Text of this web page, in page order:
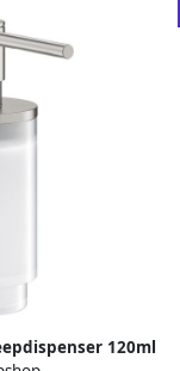
120ml